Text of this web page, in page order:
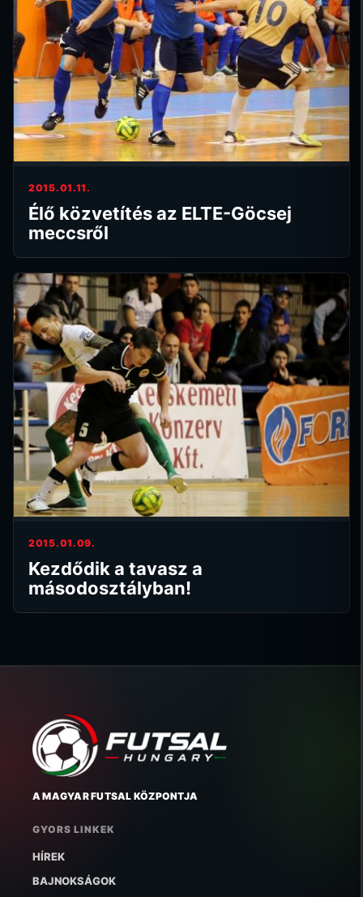
2015.01.11.
Élő közvetítés az ELTE-Göcsej
meccsről
2015.01.09.
Kezdődik a tavasz a
másodosztályban!
A MAGYAR FUTSAL KÖZPONTJA
GYORS LINKEK
HÍREK
BAJNOKSÁGOK